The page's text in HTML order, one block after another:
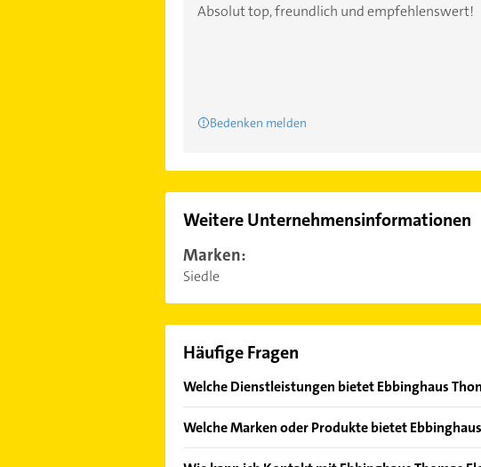
Absolut top, freundlich und empfehlenswert!
Bedenken melden
Weitere Unternehmensinformationen
Marken:
Siedle
Häufige Fragen
Welche Dienstleistungen bietet Ebbinghaus
Welche Marken oder Produkte bietet